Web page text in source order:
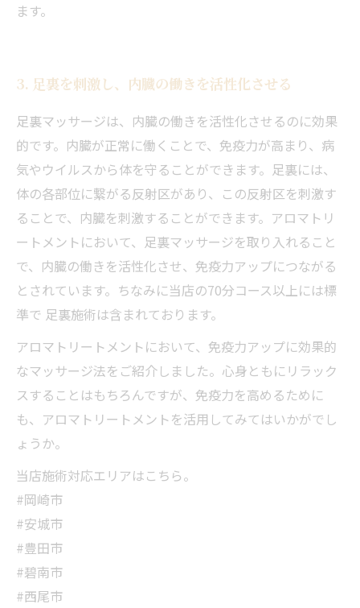
ます。
3. 足裏を刺激し、内臓の働きを活性化させる
足裏マッサージは、内臓の働きを活性化させるのに効果
的です。内臓が正常に働くことで、免疫力が高まり、病
気やウイルスから体を守ることができます。足裏には、
体の各部位に繋がる反射区があり、この反射区を刺激す
ることで、内臓を刺激することができます。アロマトリ
ートメントにおいて、足裏マッサージを取り入れること
で、内臓の働きを活性化させ、免疫力アップにつながる
とされています。ちなみに当店の70分コース以上には標
準で 足裏施術は含まれております。
アロマトリートメントにおいて、免疫力アップに効果的
なマッサージ法をご紹介しました。心身ともにリラック
スすることはもちろんですが、免疫力を高めるために
も、アロマトリートメントを活用してみてはいかがでし
ょうか。
当店施術対応エリアはこちら。
#岡崎市
#安城市
#豊田市
#碧南市
#西尾市